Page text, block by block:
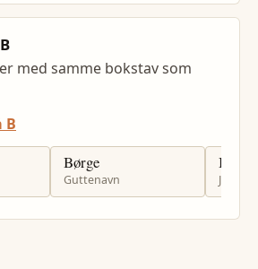
med samme bokstav som
B
Børge
Guttenavn
Brita